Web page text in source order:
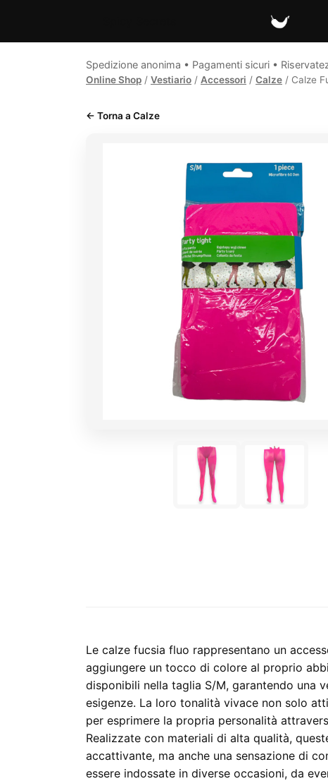
Spedizione anonima • Pagamenti sicuri •
Online Shop / Vestiario / Accessori / Calze / Calze
← Torna a Calze
Le calze fucsia fluo rappresentano un
aggiungere un tocco di colore al proprio
disponibili nella taglia S/M, garantendo una
esigenze. La loro tonalità vivace non solo
per esprimere la propria personalità
Realizzate con materiali di alta qualità,
accattivante, ma anche una sensazione di
essere indossate in diverse occasioni, da